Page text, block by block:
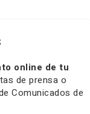
online de tu
de prensa o
Comunicados de